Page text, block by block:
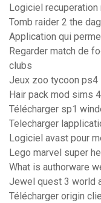
Logiciel
Tomb raider 2 the
Application qui
Regarder match de
clubs
Jeux zoo tycoon ps4
Hair pack mod sims 4
Télécharger sp1
Telecharger
Logiciel avast pour
Lego marvel super
What is authorware
Jewel quest 3 world
Télécharger origin